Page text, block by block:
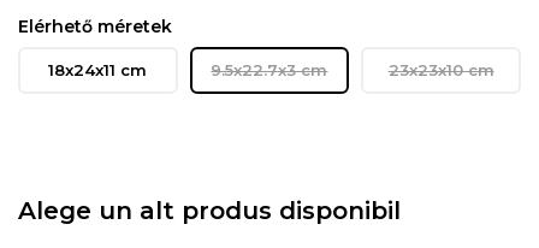
Elérhető méretek
18x24x11 cm 9.5x22.7x3 cm 23x23x10 cm
Alege un alt produs disponibil